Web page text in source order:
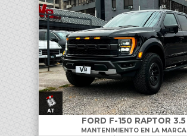
FORD F-150 RAPTOR 3.5
MANTENIMIENTO EN LA MARCA